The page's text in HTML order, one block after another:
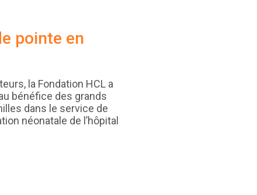
pointe en
la Fondation HCL a
bénéfice des grands
dans le service de
néonatale de l’hôpital